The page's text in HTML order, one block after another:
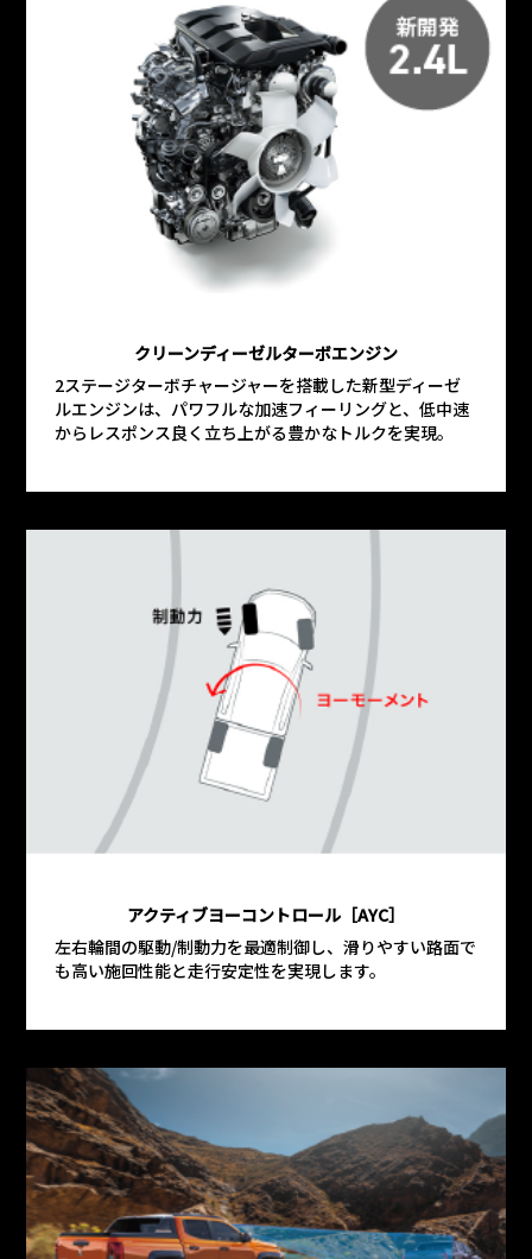
クリーンディーゼルターボエンジン
2ステージターボチャージャーを搭載した新型ディーゼ
ルエンジンは、パワフルな加速フィーリングと、低中速
からレスポンス良く立ち上がる豊かなトルクを実現。
アクティブヨーコントロール［AYC］
左右輪間の駆動/制動力を最適制御し、滑りやすい路面で
も高い施回性能と走行安定性を実現します。